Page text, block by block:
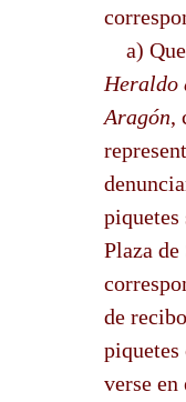
a) Que
Heraldo
Aragón,
piquetes
Plaza
de
piquetes
verse